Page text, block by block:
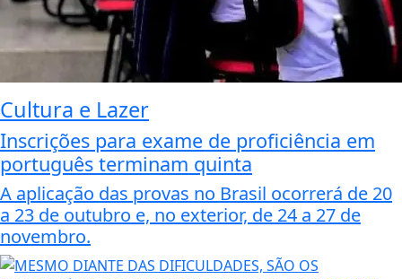
Cultura e Lazer
Inscrições para exame de proficiência em
português terminam quinta
A aplicação das provas no Brasil ocorrerá de 20
a 23 de outubro e, no exterior, de 24 a 27 de
novembro.